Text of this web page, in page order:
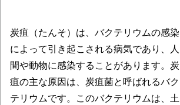
炭疽（たんそ）は、バクテリウムの感染
によって引き起こされる病気であり、人
間や動物に感染することがあります。炭
疽の主な原因は、炭疽菌と呼ばれるバク
テリウムです。このバクテリウムは、土